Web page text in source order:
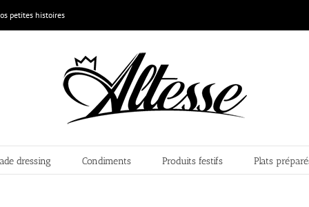
petites histoires
dressing Condiments Produits festifs Plats